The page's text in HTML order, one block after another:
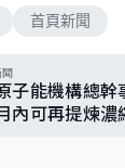
首頁新聞
子能機構總
內可再提煉濃